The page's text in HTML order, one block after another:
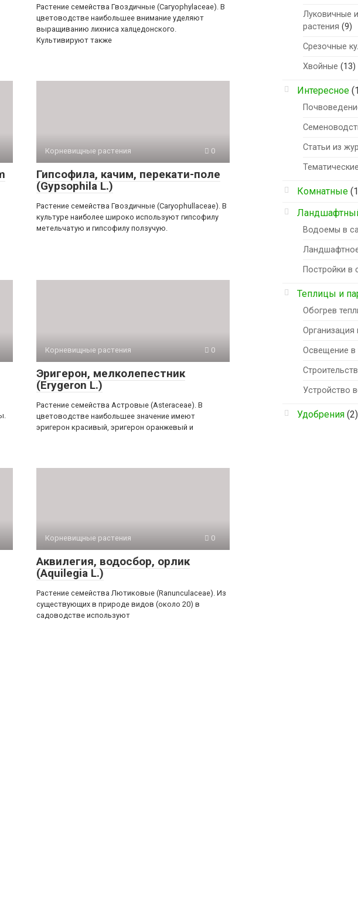
Растение семейства Гвоздичные (Сагуорhуlасеае). В
цветоводстве наи­большее внимание уделяют
выращи­ванию лихниса халцедонского.
Культивируют так­же
Корневищные растения 0
Гипсофила, качим, перекати-поле
(Gypsophila L.)
Растение семейства Гвоздичные (Caryophullасеае). В
куль­туре наиболее широко используют гипсофилу
метельчатую и гипсофилу ползучую.
Корневищные растения 0
Эригерон, мелколепестник
(Erygeron L.)
Растение семейства Астровые (Аsterасеае). В
цветоводстве наибольшее зна­чение имеют
эригерон красивый, эригерон оранже­вый и
Корневищные растения 0
Аквилегия, водосбор, орлик
(Aquilegia L.)
Растение семейства Лютиковые (Ranunculасеае). Из
существующих в природе видов (около 20) в
садоводстве используют
Луковичные
растения (9)
Срезочные
Хвойные (13)
Интересное
Статьи из
Комнатные
Водоемы в
Постройки в
Теплицы и
Обогрев
Организация
Освещение в
Устройство
Удобрения (2)